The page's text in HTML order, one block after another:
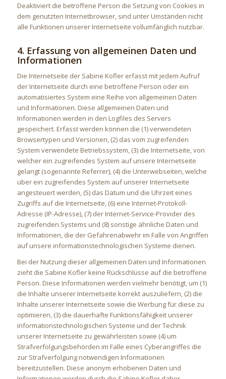
Deaktiviert die betroffene Person die Setzung von Cookies in
dem genutzten Internetbrowser, sind unter Umständen nicht
alle Funktionen unserer Internetseite vollumfänglich nutzbar.
4. Erfassung von allgemeinen Daten und
Informationen
Die Internetseite der Sabine Kofler erfasst mit jedem Aufruf
der Internetseite durch eine betroffene Person oder ein
automatisiertes System eine Reihe von allgemeinen Daten
und Informationen. Diese allgemeinen Daten und
Informationen werden in den Logfiles des Servers
gespeichert. Erfasst werden können die (1) verwendeten
Browsertypen und Versionen, (2) das vom zugreifenden
System verwendete Betriebssystem, (3) die Internetseite, von
welcher ein zugreifendes System auf unsere Internetseite
gelangt (sogenannte Referrer), (4) die Unterwebseiten, welche
über ein zugreifendes System auf unserer Internetseite
angesteuert werden, (5) das Datum und die Uhrzeit eines
Zugriffs auf die Internetseite, (6) eine Internet-Protokoll-
Adresse (IP-Adresse), (7) der Internet-Service-Provider des
zugreifenden Systems und (8) sonstige ähnliche Daten und
Informationen, die der Gefahrenabwehr im Falle von Angriffen
auf unsere informationstechnologischen Systeme dienen.
Bei der Nutzung dieser allgemeinen Daten und Informationen
zieht die Sabine Kofler keine Rückschlüsse auf die betroffene
Person. Diese Informationen werden vielmehr benötigt, um (1)
die Inhalte unserer Internetseite korrekt auszuliefern, (2) die
Inhalte unserer Internetseite sowie die Werbung für diese zu
optimieren, (3) die dauerhafte Funktionsfähigkeit unserer
informationstechnologischen Systeme und der Technik
unserer Internetseite zu gewährleisten sowie (4) um
Strafverfolgungsbehörden im Falle eines Cyberangriffes die
zur Strafverfolgung notwendigen Informationen
bereitzustellen. Diese anonym erhobenen Daten und